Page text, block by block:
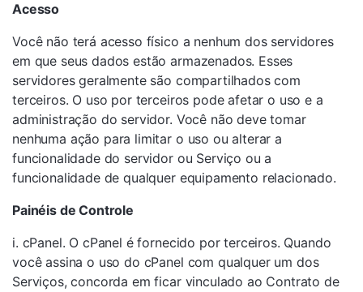
Acesso
Você não terá acesso físico a nenhum dos servidores
em que seus dados estão armazenados. Esses
servidores geralmente são compartilhados com
terceiros. O uso por terceiros pode afetar o uso e a
administração do servidor. Você não deve tomar
nenhuma ação para limitar o uso ou alterar a
funcionalidade do servidor ou Serviço ou a
funcionalidade de qualquer equipamento relacionado.
Painéis de Controle
i. cPanel. O cPanel é fornecido por terceiros. Quando
você assina o uso do cPanel com qualquer um dos
Serviços, concorda em ficar vinculado ao Contrato de